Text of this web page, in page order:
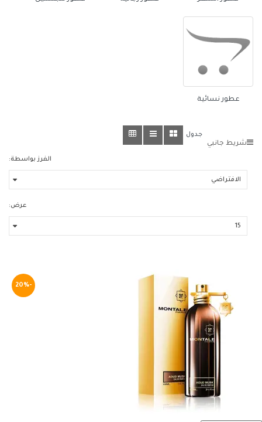
عطور نسائية
شريط جانبي
جدول
الفرز بواسطة:
عرض:
-20%